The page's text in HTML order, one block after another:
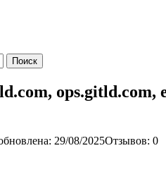
ops.gitld.com,
29/08/2025Отзывов: 0